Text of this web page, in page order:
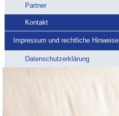
Partner
Kontakt
Impressum und rechtliche Hinweise
Datenschutzerklärung